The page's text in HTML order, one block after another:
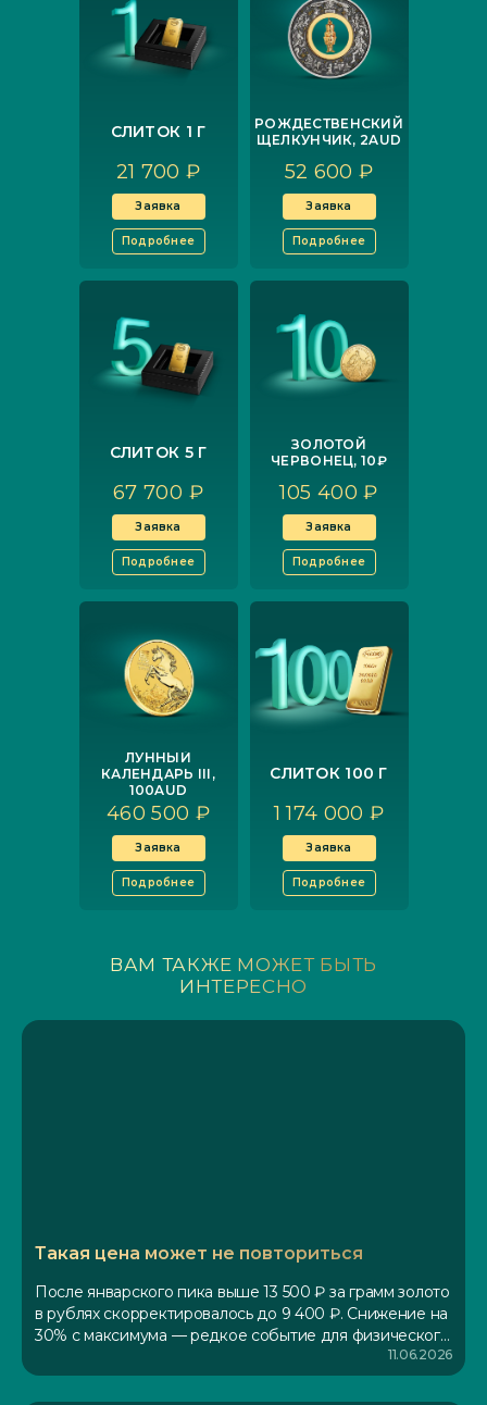
СЛИТОК 1 Г
21 700 ₽
Заявка
Подробнее
РОЖДЕСТВЕНСКИЙ
ЩЕЛКУНЧИК, 2AUD
52 600 ₽
Заявка
Подробнее
СЛИТОК 5 Г
67 700 ₽
Заявка
Подробнее
ЗОЛОТОЙ
ЧЕРВОНЕЦ, 10₽
105 400 ₽
Заявка
Подробнее
ЛУННЫЙ
КАЛЕНДАРЬ III,
100AUD
460 500 ₽
Заявка
Подробнее
СЛИТОК 100 Г
1 174 000 ₽
Заявка
Подробнее
ВАМ ТАКЖЕ МОЖЕТ БЫТЬ
ИНТЕРЕСНО
Такая цена может не повториться
После январского пика выше 13 500 ₽ за грамм золото
в рублях скорректировалось до 9 400 ₽. Снижение на
30% с максимума — редкое событие для физического
металла. Причина не в смене тренда, а в геополитике:
эскалация на Ближнем Востоке закладывает
нефтяную премию в инфляционные ожидания, что
11.06.2026